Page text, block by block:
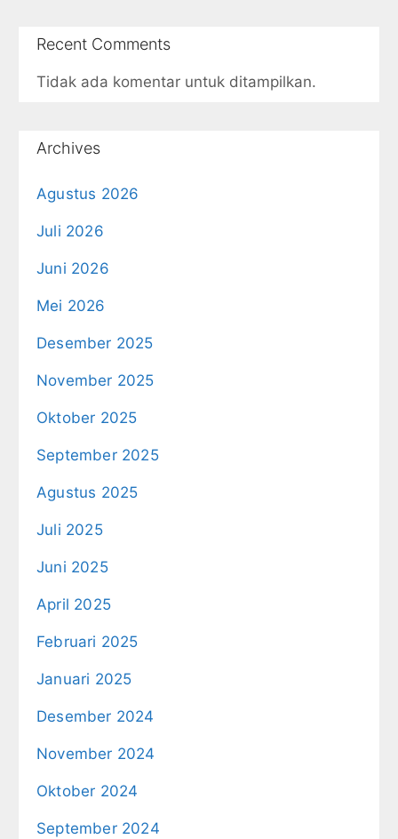
Recent Comments
Tidak ada komentar untuk ditampilkan.
Archives
Agustus 2026
Juli 2026
Juni 2026
Mei 2026
Desember 2025
November 2025
Oktober 2025
September 2025
Agustus 2025
Juli 2025
Juni 2025
April 2025
Februari 2025
Januari 2025
Desember 2024
November 2024
Oktober 2024
September 2024